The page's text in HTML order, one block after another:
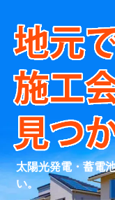
太陽光発電・蓄電
い。